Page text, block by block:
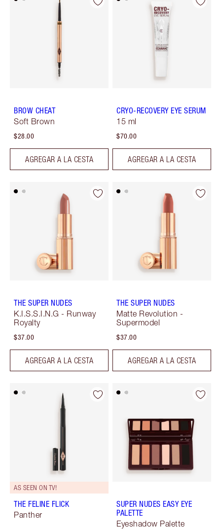
BROW CHEAT
Soft Brown
$28.00
AGREGAR A LA CESTA
CRYO-RECOVERY EYE SERUM
15 ml
$70.00
AGREGAR A LA CESTA
THE SUPER NUDES
K.I.S.S.I.N.G - Runway
Royalty
$37.00
AGREGAR A LA CESTA
THE SUPER NUDES
Matte Revolution -
Supermodel
$37.00
AGREGAR A LA CESTA
AS SEEN ON TV!
THE FELINE FLICK
Panther
SUPER NUDES EASY EYE
PALETTE
Eyeshadow Palette